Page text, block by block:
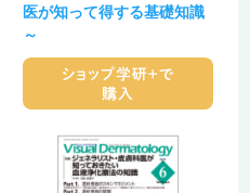
医が知って得する基礎知識
～